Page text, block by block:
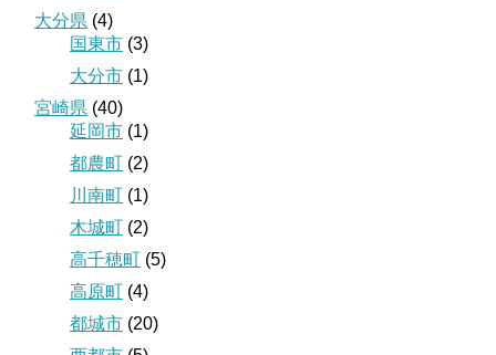
大分県 (4)
国東市 (3)
大分市 (1)
宮崎県 (40)
延岡市 (1)
都農町 (2)
川南町 (1)
木城町 (2)
高千穂町 (5)
高原町 (4)
都城市 (20)